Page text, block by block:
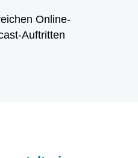
Online-
Auftritten